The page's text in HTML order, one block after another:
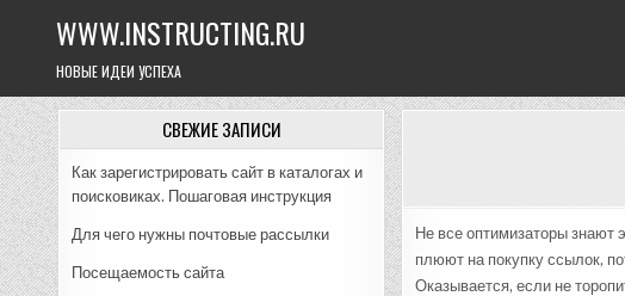
WWW.INSTRUCTING.RU
НОВЫЕ ИДЕИ УСПЕХА
Не все оптимизаторы знают
плюют на покупку ссылок,
Оказывается, если не
СВЕЖИЕ ЗАПИСИ
Как зарегистрировать сайт в каталогах и
поисковиках. Пошаговая инструкция
Для чего нужны почтовые рассылки
Посещаемость сайта